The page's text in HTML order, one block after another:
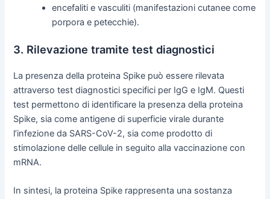
encefaliti e vasculiti (manifestazioni cutanee come
porpora e petecchie).
3. Rilevazione tramite test diagnostici
La presenza della proteina Spike può essere rilevata
attraverso test diagnostici specifici per IgG e IgM. Questi
test permettono di identificare la presenza della proteina
Spike, sia come antigene di superficie virale durante
l’infezione da SARS-CoV-2, sia come prodotto di
stimolazione delle cellule in seguito alla vaccinazione con
mRNA.
In sintesi, la proteina Spike rappresenta una sostanza